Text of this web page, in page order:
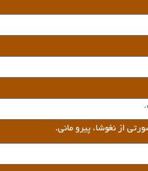
از نغوشا، پیرو مانی.